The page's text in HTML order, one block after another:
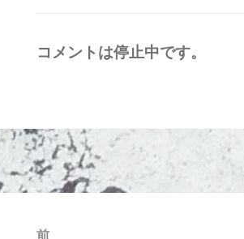
コメントは停止中です。
前